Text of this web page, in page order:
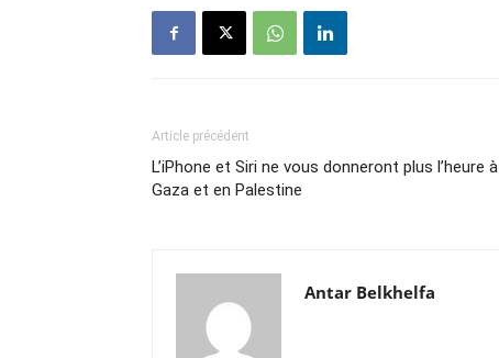
Article précédent
L’iPhone et Siri ne vous donneront plus l’heure à
Gaza et en Palestine
Antar Belkhelfa